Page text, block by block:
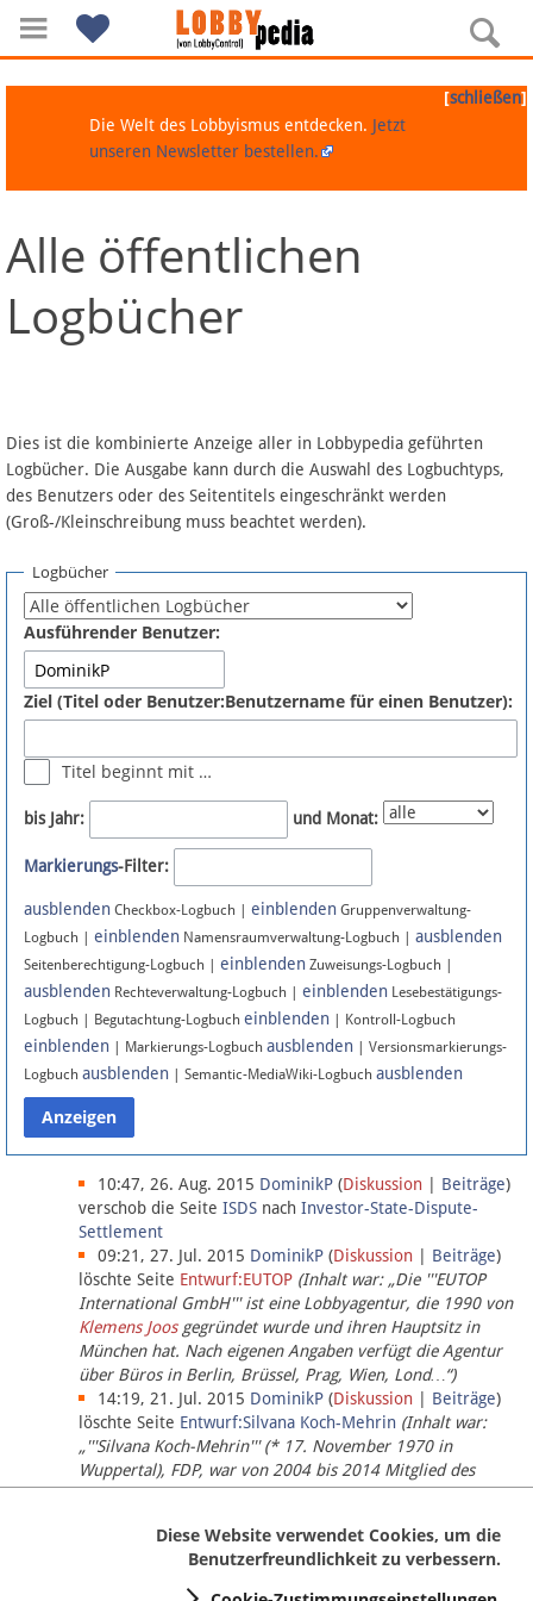
Navigation
Über Lobbypedia
Artikel nach Kategorien
FAQ
Fördermitglied werden
Fehler melden
Newsletter
Bluesky
Facebook
Instagram
Anmelden
Datenschutz
Über Lobbypedia
Impressum
[schließen]
Die Welt des Lobbyismus entdecken. Jetzt
unseren Newsletter bestellen.
Alle öffentlichen
Logbücher
Dies ist die kombinierte Anzeige aller in Lobbypedia geführten
Logbücher. Die Ausgabe kann durch die Auswahl des Logbuchtyps,
des Benutzers oder des Seitentitels eingeschränkt werden
(Groß-/Kleinschreibung muss beachtet werden).
Logbücher
Ausführender Benutzer:
Ziel (Titel oder Benutzer:Benutzername für einen Benutzer):
Titel beginnt mit …
bis Jahr: und Monat:
Markierungs-Filter:
ausblenden Checkbox-Logbuch | einblenden Gruppenverwaltung-
Logbuch | einblenden Namensraumverwaltung-Logbuch | ausblenden
Seitenberechtigung-Logbuch | einblenden Zuweisungs-Logbuch |
ausblenden Rechteverwaltung-Logbuch | einblenden Lesebestätigungs-
Logbuch | Begutachtung-Logbuch einblenden | Kontroll-Logbuch
einblenden | Markierungs-Logbuch ausblenden | Versionsmarkierungs-
Logbuch ausblenden | Semantic-MediaWiki-Logbuch ausblenden
10:47, 26. Aug. 2015 DominikP (Diskussion Beiträge)
verschob die Seite ISDS nach Investor-State-Dispute-
Settlement
09:21, 27. Jul. 2015 DominikP (Diskussion Beiträge)
löschte Seite Entwurf:EUTOP (Inhalt war: „Die '''EUTOP
International GmbH''' ist eine Lobbyagentur, die 1990 von
Klemens Joosgegründet wurde und ihren Hauptsitz in
München hat. Nach eigenen Angaben verfügt die Agentur
über Büros in Berlin, Brüssel, Prag, Wien, Lond…“)
14:19, 21. Jul. 2015 DominikP (Diskussion Beiträge)
löschte Seite Entwurf:Silvana Koch-Mehrin (Inhalt war:
„'''Silvana Koch-Mehrin''' (* 17. November 1970 in
Wuppertal), FDP, war von 2004 bis 2014 Mitglied des
Europäischen Parlaments, seit November 2014 ist sie für
Diese Website verwendet Cookies, um die
Benutzerfreundlichkeit zu verbessern.